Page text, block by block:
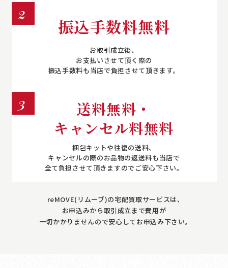
2
振込手数料無料
お取引成立後、
お支払いさせて頂く際の
振込手数料も当店で負担させて頂きます。
3
送料無料・
キャンセル料無料
梱包キットや往復の送料、
キャンセルの際のお品物の返送料も当店で
全て負担させて頂きますのでご安心下さい。
reMOVE(リムーブ)の宅配買取サービスは､
お申込みから取引成立まで費用が
一切かかりませんので安心してお申込み下さい｡